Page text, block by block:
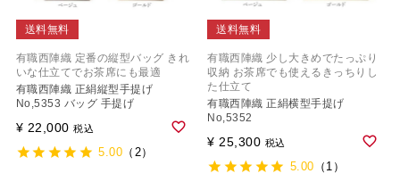
送料無料
有職西陣織 定番の縦型バッグ きれ
いな仕立てでお茶席にも最適
有職西陣織 正絹縦型手提げ
No,5353 バッグ 手提げ
¥ 22,000 税込
5.00 （2）
送料無料
有職西陣織 少し大きめでたっぷり
収納 お茶席でも使えるきっちりし
た仕立て
有職西陣織 正絹横型手提げ
No,5352
¥ 25,300 税込
5.00 （1）